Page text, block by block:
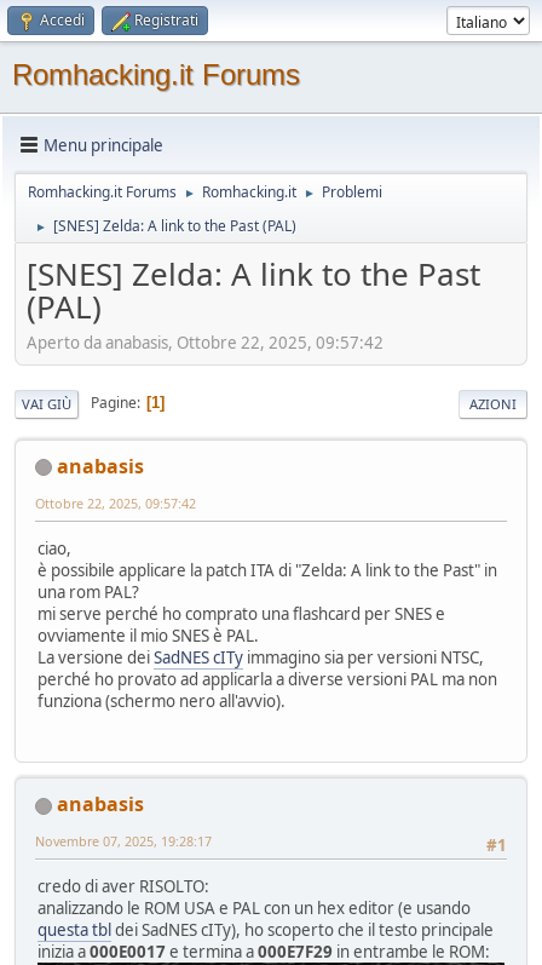
Accedi Registrati
Romhacking.it Forums
Menu principale
Romhacking.it Forums ► Romhacking.it ► Problemi
► [SNES] Zelda: A link to the Past (PAL)
[SNES] Zelda: A link to the Past
(PAL)
Aperto da anabasis, Ottobre 22, 2025, 09:57:42
VAI GIÙ Pagine 1 AZIONI
anabasis
Ottobre 22, 2025, 09:57:42
ciao,
è possibile applicare la patch ITA di "Zelda: A link to the Past" in
una rom PAL?
mi serve perché ho comprato una flashcard per SNES e
ovviamente il mio SNES è PAL.
La versione deiSadNES cITy immagino sia per versioni NTSC,
perché ho provato ad applicarla a diverse versioni PAL ma non
funziona (schermo nero all'avvio).
anabasis
#1
Novembre 07, 2025, 19:28:17
credo di aver RISOLTO:
analizzando le ROM USA e PAL con un hex editor (e usando
questa tbl dei SadNES cITy), ho scoperto che il testo principale
inizia a000E0017e termina a000E7F29 in entrambe le ROM: